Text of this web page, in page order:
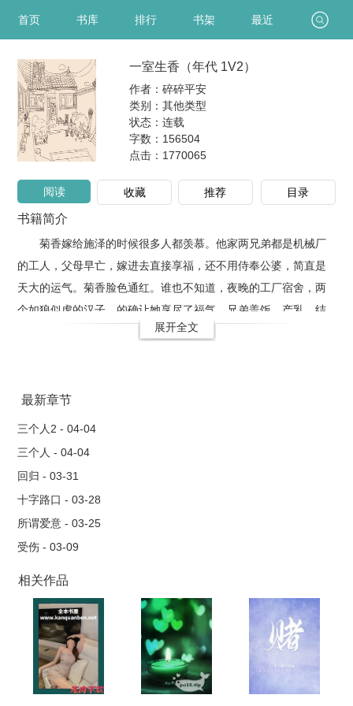
首页 书库 排行 书架 最近
一室生香（年代 1V2）
作者：碎碎平安
类别：其他类型
状态：连载
字数：156504
点击： 1770065
阅读 收藏 推荐 目录
书籍简介
菊香嫁给施泽的时候很多人都羡慕。他家两兄弟都是机械厂
的工人，父母早亡，嫁进去直接享福，还不用侍奉公婆，简直是
天大的运气。菊香脸色通红。谁也不知道，夜晚的工厂宿舍，两
个如狼似虎的汉子，的确让她享尽了福气。兄弟盖饭、产乳，结
局1V2，HE私设很多，一切为肉服务，和现实有出入！默认男主
展开全文
最新章节
三个人2 - 04-04
三个人 - 04-04
回归 - 03-31
十字路口 - 03-28
所谓爱意 - 03-25
受伤 - 03-09
相关作品